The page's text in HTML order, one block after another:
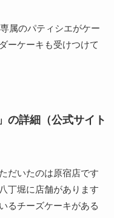
属のパティシエがケー
ーケーキも受けつけて
の詳細（公式サイト
だいたのは原宿店です
丁堀に店舗があります
るチーズケーキがある